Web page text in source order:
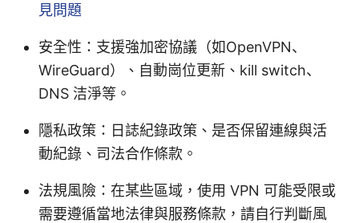
見問題
安全性：支援強加密協議（如OpenVPN、
WireGuard）、自動崗位更新、kill switch、
DNS 洁淨等。
隱私政策：日誌紀錄政策、是否保留連線與活
動紀錄、司法合作條款。
法規風險：在某些區域，使用 VPN 可能受限或
需要遵循當地法律與服務條款，請自行判斷風